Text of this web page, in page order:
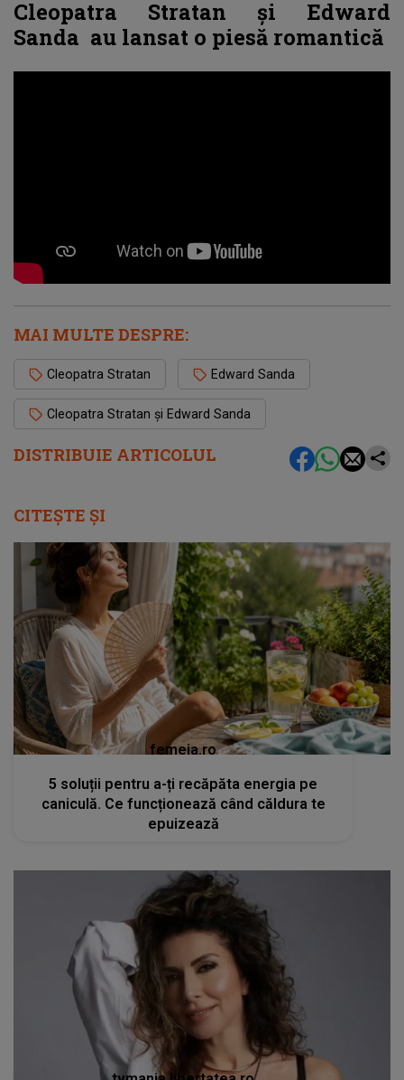
DISTRIBUIE ARTICOLUL
Cleopatra Stratan și Edward
Sanda au lansat o piesă romantică
MAI MULTE DESPRE:
Cleopatra Stratan Edward Sanda
Cleopatra Stratan și Edward Sanda
CITEȘTE ȘI
femeia.ro
5 soluții pentru a-ți recăpăta energia pe
caniculă. Ce funcționează când căldura te
epuizează